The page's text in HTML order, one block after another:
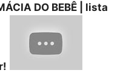
DO BEBÊ | lista